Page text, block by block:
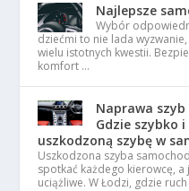
Najlepsze
Wybór
dziećmi to nie lada
wielu istotnych kwestii.
komfort …
Naprawa
Gdzie szybko
uszkodzoną szybę w
Uszkodzona szyba
spotkać każdego kierowcę,
uciążliwe. W Łodzi, gdzie